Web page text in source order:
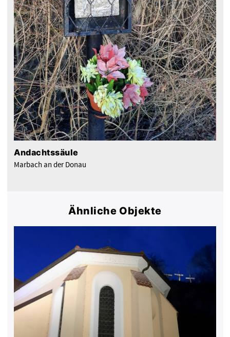
Andachtssäule
Marbach an der Donau
Ähnliche Objekte